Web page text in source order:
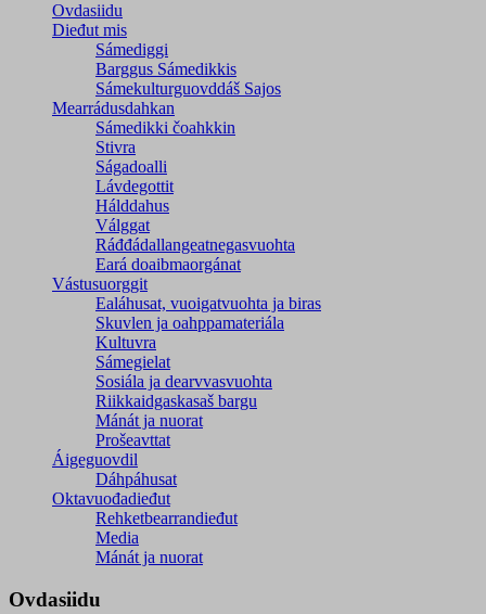
Ovdasiidu
Dieđut mis
Sámediggi
Barggus Sámedikkis
Sámekulturguovddáš Sajos
Mearrádusdahkan
Sámedikki čoahkkin
Stivra
Ságadoalli
Lávdegottit
Hálddahus
Válggat
Ráđđádallangeatnegas­vuohta
Eará doaibmaorgánat
Vástusuorggit
Ealáhusat, vuoigatvuohta ja biras
Skuvlen ja oahppamateriála
Kultuvra
Sámegielat
Sosiála ja dearvvasvuohta
Riikkaidgaskasaš bargu
Mánát ja nuorat
Prošeavttat
Áigeguovdil
Dáhpáhusat
Oktavuođadieđut
Rehketbearrandieđut
Media
Mánát ja nuorat
Ovdasiidu